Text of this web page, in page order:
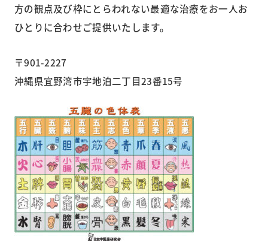
方の観点及び枠にとらわれない最適な治療をお一人お
ひとりに合わせご提供いたします。
〒901-2227
沖縄県宜野湾市宇地泊二丁目23番15号